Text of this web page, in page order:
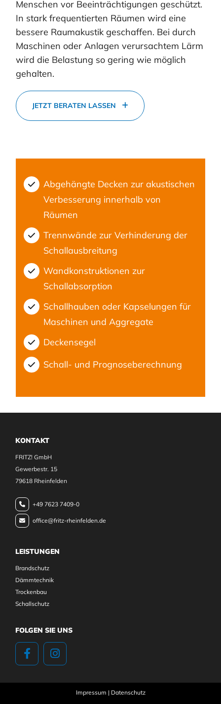
Menschen vor Beeinträchtigungen geschützt.
In stark frequentierten Räumen wird eine
bessere Raumakustik geschaffen. Bei durch
Maschinen oder Anlagen verursachtem Lärm
wird die Belastung so gering wie möglich
gehalten.
JETZT BERATEN LASSEN
Abgehängte Decken zur akustischen
Verbesserung innerhalb von
Räumen
Trennwände zur Verhinderung der
Schallausbreitung
Wandkonstruktionen zur
Schallabsorption
Schallhauben oder Kapselungen für
Maschinen und Aggregate
Deckensegel
Schall- und Prognoseberechnung
KONTAKT
FRITZ! GmbH
Gewerbestr. 15
79618 Rheinfelden
 +49 7623 7409-0
 office@fritz-rheinfelden.de
LEISTUNGEN
Brandschutz
Dämmtechnik
Trockenbau
Schallschutz
FOLGEN SIE UNS
Impressum | Datenschutz